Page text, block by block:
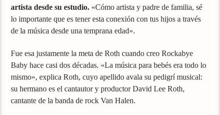
artista desde su estudio. «Cómo artista y padre de familia, sé
lo importante que es tener esta conexión con tus hijos a través
de la música desde una temprana edad».
Fue esa justamente la meta de Roth cuando creo Rockabye
Baby hace casi dos décadas. «La música para bebés era todo lo
mismo», explica Roth, cuyo apellido avala su pedigrí musical:
su hermano es el cantautor y productor David Lee Roth,
cantante de la banda de rock Van Halen.